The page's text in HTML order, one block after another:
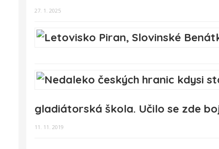
27. 1. 2025
gladiátorská škola. Učilo se zde
11. 11. 2019